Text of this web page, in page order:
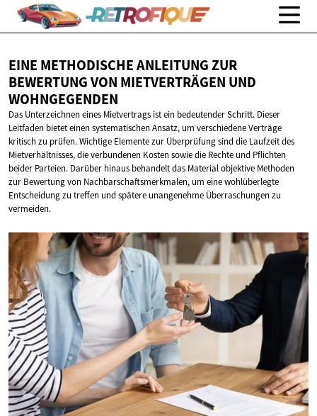
EINE METHODISCHE ANLEITUNG ZUR
BEWERTUNG VON MIETVERTRÄGEN UND
WOHNGEGENDEN
Das Unterzeichnen eines Mietvertrags ist ein bedeutender Schritt. Dieser
Leitfaden bietet einen systematischen Ansatz, um verschiedene Verträge
kritisch zu prüfen. Wichtige Elemente zur Überprüfung sind die Laufzeit des
Mietverhältnisses, die verbundenen Kosten sowie die Rechte und Pflichten
beider Parteien. Darüber hinaus behandelt das Material objektive Methoden
zur Bewertung von Nachbarschaftsmerkmalen, um eine wohlüberlegte
Entscheidung zu treffen und spätere unangenehme Überraschungen zu
vermeiden.